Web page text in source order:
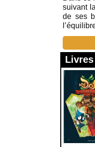
suivant
de ses
Livres